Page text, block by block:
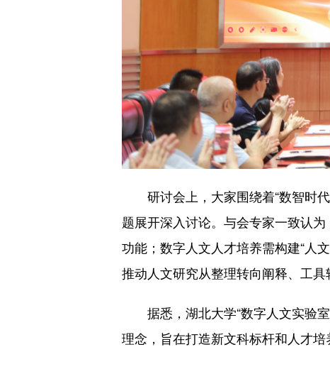
研讨会上，大家围绕着“数智时代
题展开深入讨论。与会专家一致认
功能；数字人文人才培养需构建“人
推动人文研究从整理转向阐释、工
据悉，湖北大学“数字人文实验室
理念，旨在打造新文科标杆和人才培